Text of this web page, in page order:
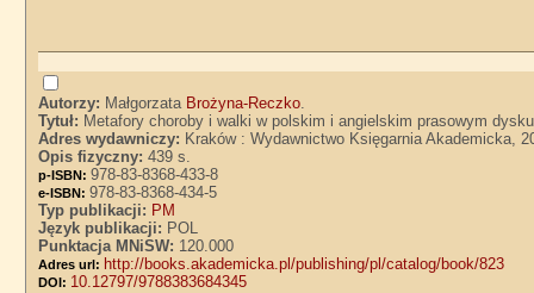
Autorzy: Małgorzata Brożyna-Reczko.
Tytuł: Metafory choroby i walki w polskim i angielskim prasowym
Adres wydawniczy: Kraków : Wydawnictwo Księgarnia Akademicka,
Opis fizyczny:439 s.
p-ISBN:978-83-8368-433-8
e-ISBN:978-83-8368-434-5
Typ publikacji: PM
Język publikacji: POL
Punktacja MNiSW: 120.000
Adres url: http://books.akademicka.pl/publishing/pl/catalog/book/823
DOI: 10.12797/9788383684345